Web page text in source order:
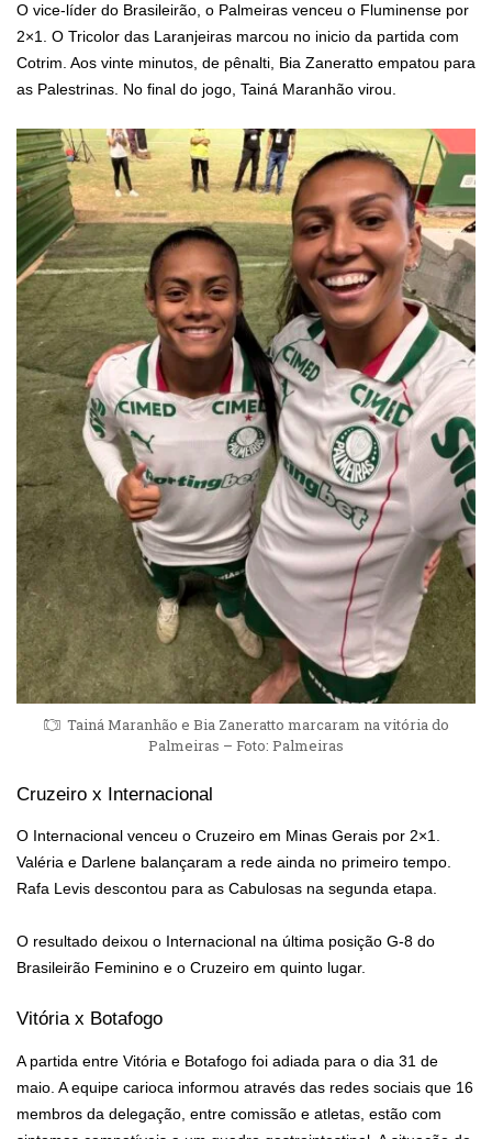
O vice-líder do Brasileirão, o Palmeiras venceu o Fluminense por
2×1. O Tricolor das Laranjeiras marcou no inicio da partida com
Cotrim. Aos vinte minutos, de pênalti, Bia Zaneratto empatou para
as Palestrinas. No final do jogo, Tainá Maranhão virou.
Tainá Maranhão e Bia Zaneratto marcaram na vitória do
Palmeiras – Foto: Palmeiras
Cruzeiro x Internacional
O Internacional venceu o Cruzeiro em Minas Gerais por 2×1.
Valéria e Darlene balançaram a rede ainda no primeiro tempo.
Rafa Levis descontou para as Cabulosas na segunda etapa.
O resultado deixou o Internacional na última posição G-8 do
Brasileirão Feminino e o Cruzeiro em quinto lugar.
Vitória x Botafogo
A partida entre Vitória e Botafogo foi adiada para o dia 31 de
maio. A equipe carioca informou através das redes sociais que 16
membros da delegação, entre comissão e atletas, estão com